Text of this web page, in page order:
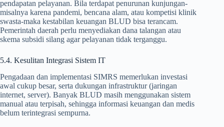
pendapatan pelayanan. Bila terdapat penurunan kunjungan-
misalnya karena pandemi, bencana alam, atau kompetisi klinik
swasta-maka kestabilan keuangan BLUD bisa terancam.
Pemerintah daerah perlu menyediakan dana talangan atau
skema subsidi silang agar pelayanan tidak terganggu.
5.4. Kesulitan Integrasi Sistem IT
Pengadaan dan implementasi SIMRS memerlukan investasi
awal cukup besar, serta dukungan infrastruktur (jaringan
internet, server). Banyak BLUD masih menggunakan sistem
manual atau terpisah, sehingga informasi keuangan dan medis
belum terintegrasi sempurna.